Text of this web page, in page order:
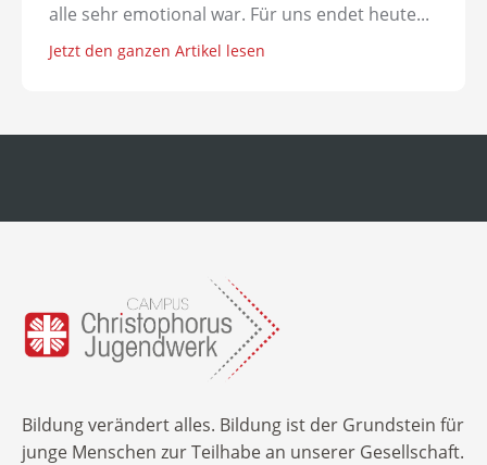
alle sehr emotional war. Für uns endet heute...
Jetzt den ganzen Artikel lesen
Bildung verändert alles. Bildung ist der Grundstein für
junge Menschen zur Teilhabe an unserer Gesellschaft.